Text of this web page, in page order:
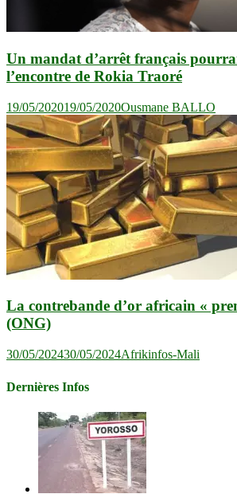
Un mandat d’arrêt français
l’encontre de Rokia Traoré
19/05/202019/05/2020Ousmane BALLO
La contrebande d’or africain «
(ONG)
30/05/202430/05/2024Afrikinfos-Mali
Dernières Infos